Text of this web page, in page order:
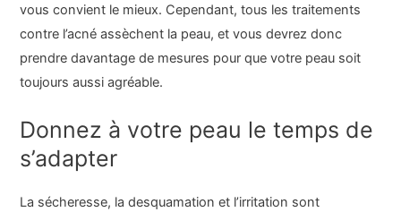
vous convient le mieux. Cependant, tous les traitements
contre l’acné assèchent la peau, et vous devrez donc
prendre davantage de mesures pour que votre peau soit
toujours aussi agréable.
Donnez à votre peau le temps de
s’adapter
La sécheresse, la desquamation et l’irritation sont